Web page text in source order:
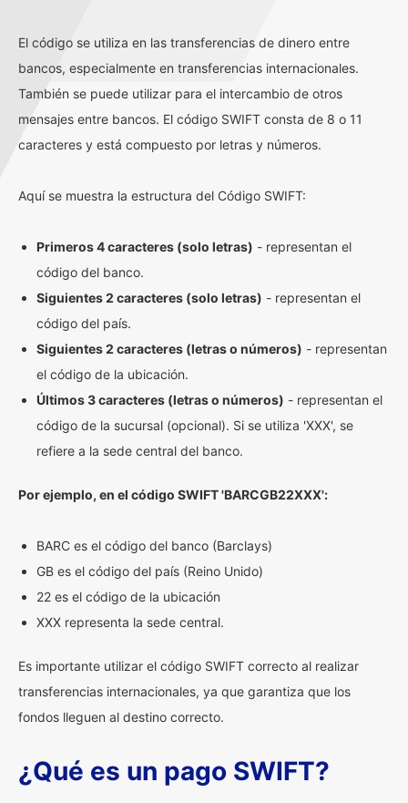
El código se utiliza en las transferencias de dinero entre
bancos, especialmente en transferencias internacionales.
También se puede utilizar para el intercambio de otros
mensajes entre bancos. El código SWIFT consta de 8 o 11
caracteres y está compuesto por letras y números.
Aquí se muestra la estructura del Código SWIFT:
Primeros 4 caracteres (solo letras) - representan el
código del banco.
Siguientes 2 caracteres (solo letras) - representan el
código del país.
Siguientes 2 caracteres (letras o números) - representan
el código de la ubicación.
Últimos 3 caracteres (letras o números) - representan el
código de la sucursal (opcional). Si se utiliza 'XXX', se
refiere a la sede central del banco.
Por ejemplo, en el código SWIFT 'BARCGB22XXX':
BARC es el código del banco (Barclays)
GB es el código del país (Reino Unido)
22 es el código de la ubicación
XXX representa la sede central.
Es importante utilizar el código SWIFT correcto al realizar
transferencias internacionales, ya que garantiza que los
fondos lleguen al destino correcto.
¿Qué es un pago SWIFT?